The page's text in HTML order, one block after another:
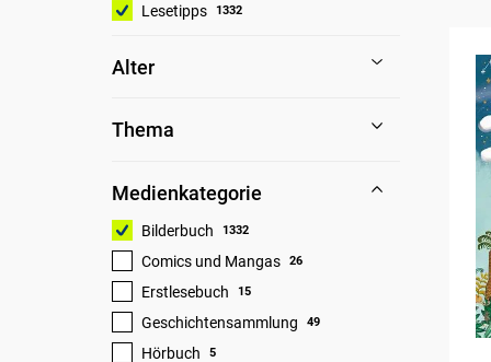
Lesetipps 1332
Alter
Thema
Medienkategorie
Bilderbuch 1332
Comics und Mangas 26
Erstlesebuch 15
Geschichtensammlung 49
Hörbuch 5